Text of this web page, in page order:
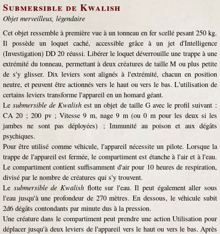
Submersible de Kwalish
Objet merveilleux, légendaire
Cet objet ressemble à première vue à un tonneau en fer scellé pesant 250 kg.
Il possède un loquet caché, accessible grâce à un jet d'Intelligence
(Investigation) DD 20 réussi. Libérer le loquet déverrouille une trappe à une
extrémité du tonneau, permettant à deux créatures de taille M ou plus petite
de s'y glisser. Dix leviers sont alignés à l'extrémité, chacun en position
neutre, et peuvent être actionnés vers le haut ou vers le bas. L'utilisation de
certains leviers transforme l'appareil en un homard géant.
Lesubmersible de Kwalish est un objet de taille G avec le profil suivant :
CA 20 ; 200 pv ; Vitesse 9 m, nage 9 m (ou 0 m pour les deux si les
jambes ne sont pas déployées) ; Immunité au poison et aux dégâts
psychiques.
Pour être utilisé comme véhicule, l'appareil nécessite un pilote. Lorsque la
trappe de l'appareil est fermée, le compartiment est étanche à l'air et à l'eau.
Le compartiment contient suffisamment d'air pour 10 heures de respiration,
divisé par le nombre de créatures qui s'y trouvent.
Le submersible de Kwalishflotte sur l'eau. Il peut également aller sous
l'eau jusqu'à une profondeur de 270 mètres. En dessous, le véhicule subit
2d6 dégâts contondants par minute dus à la pression.
Une créature dans le compartiment peut prendre une action Utilisation pour
déplacer jusqu'à deux leviers de l'appareil vers le haut ou vers le bas. Après